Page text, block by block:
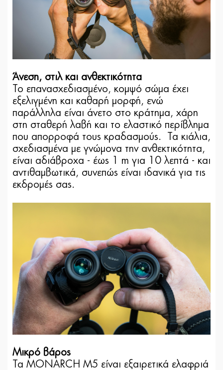
Άνεση, στιλ και ανθεκτικότητα
Το επανασχεδιασμένο, κομψό σώμα έχει
εξελιγμένη και καθαρή μορφή, ενώ
παράλληλα είναι άνετο στο κράτημα, χάρη
στη σταθερή λαβή και το ελαστικό περίβλημα
που απορροφά τους κραδασμούς. Τα κιάλια,
σχεδιασμένα με γνώμονα την ανθεκτικότητα,
είναι αδιάβροχα - έως 1 m για 10 λεπτά - και
αντιθαμβωτικά, συνεπώς είναι ιδανικά για τις
εκδρομές σας.
Μικρό βάρος
Τα MONARCH M5 είναι εξαιρετικά ελαφριά